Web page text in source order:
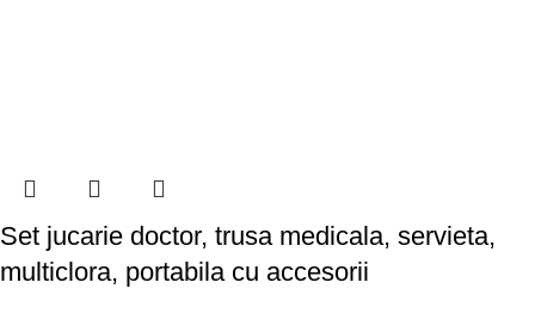
Set jucarie doctor, trusa medicala, servieta,
multiclora, portabila cu accesorii